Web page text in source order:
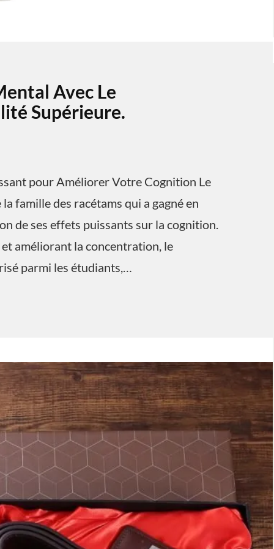
Avec Le
Supérieure.
pour Améliorer Votre Cognition Le
famille des racétams qui a gagné en
de ses effets puissants sur la cognition.
améliorant la concentration, le
parmi les étudiants,…